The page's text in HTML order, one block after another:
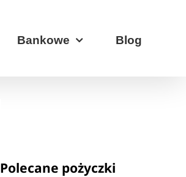
Bankowe Blog
Polecane pożyczki